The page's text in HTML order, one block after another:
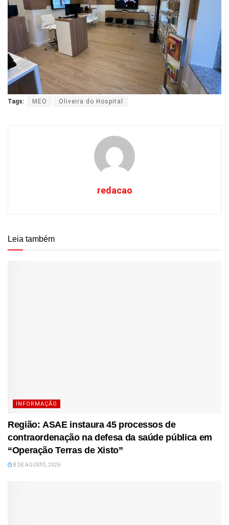
Tags: MEO Oliveira do Hospital
redacao
Leia também
INFORMAÇÃO
Região: ASAE instaura 45 processos de
contraordenação na defesa da saúde pública em
“Operação Terras de Xisto”
8 DE AGOSTO, 2026